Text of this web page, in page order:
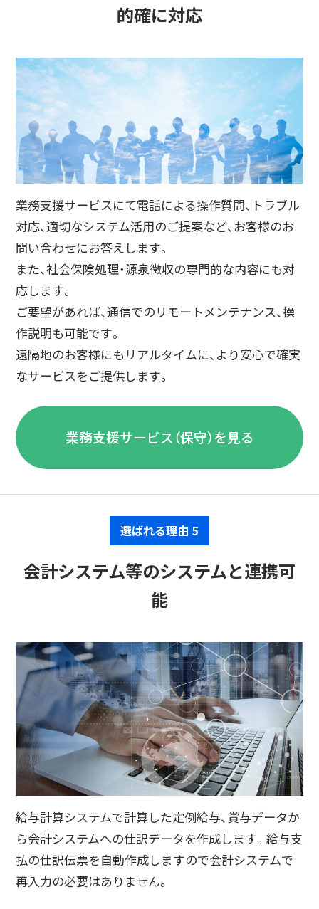
的確に対応
業務支援サービスにて電話による操作質問、トラブル
対応、適切なシステム活用のご提案など、お客様のお
問い合わせにお答えします。
また、社会保険処理・源泉徴収の専門的な内容にも対
応します。
ご要望があれば、通信でのリモートメンテナンス、操
作説明も可能です。
遠隔地のお客様にもリアルタイムに、より安心で確実
なサービスをご提供します。
業務支援サービス（保守）を見る
選ばれる理由 5
会計システム等のシステムと連携可
能
給与計算システムで計算した定例給与、賞与データか
ら会計システムへの仕訳データを作成します。給与支
払の仕訳伝票を自動作成しますので会計システムで
再入力の必要はありません。